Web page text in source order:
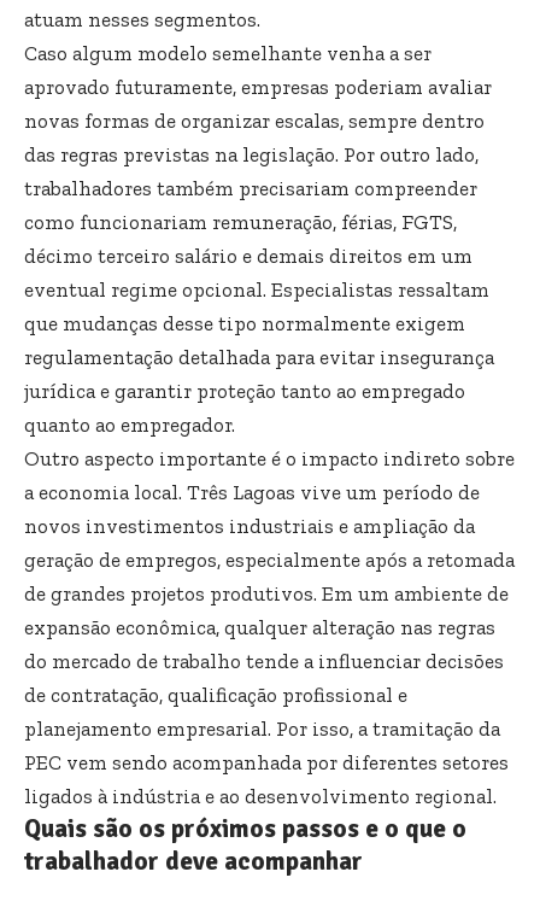
atuam nesses segmentos.
Caso algum modelo semelhante venha a ser
aprovado futuramente, empresas poderiam avaliar
novas formas de organizar escalas, sempre dentro
das regras previstas na legislação. Por outro lado,
trabalhadores também precisariam compreender
como funcionariam remuneração, férias, FGTS,
décimo terceiro salário e demais direitos em um
eventual regime opcional. Especialistas ressaltam
que mudanças desse tipo normalmente exigem
regulamentação detalhada para evitar insegurança
jurídica e garantir proteção tanto ao empregado
quanto ao empregador.
Outro aspecto importante é o impacto indireto sobre
a economia local. Três Lagoas vive um período de
novos investimentos industriais e ampliação da
geração de empregos, especialmente após a retomada
de grandes projetos produtivos. Em um ambiente de
expansão econômica, qualquer alteração nas regras
do mercado de trabalho tende a influenciar decisões
de contratação, qualificação profissional e
planejamento empresarial. Por isso, a tramitação da
PEC vem sendo acompanhada por diferentes setores
ligados à indústria e ao desenvolvimento regional.
Quais são os próximos passos e o que o
trabalhador deve acompanhar